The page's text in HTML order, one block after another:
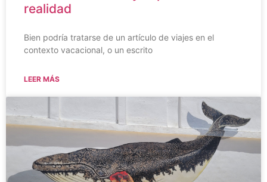
realidad
Bien podría tratarse de un artículo de viajes en el
contexto vacacional, o un escrito
LEER MÁS